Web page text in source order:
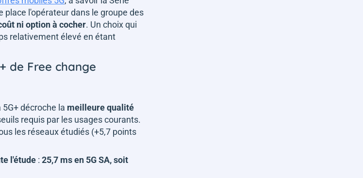
place l'opérateur dans le groupe des
ni option à cocher. Un choix qui
relativement élevé en étant
de Free change
décroche la meilleure qualité
requis par les usages courants.
les réseaux étudiés (+5,7 points
l'étude : 25,7 ms en 5G SA, soit